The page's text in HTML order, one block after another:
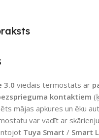
3.0 viedais termostats ar
kontaktiem
mājas apkures un ēku
var vadīt ar
Tuya Smart / Smart